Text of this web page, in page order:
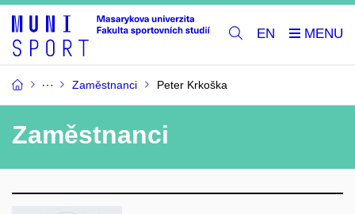
EN
Zaměstnanci Peter Krkoška
Zaměstnanci